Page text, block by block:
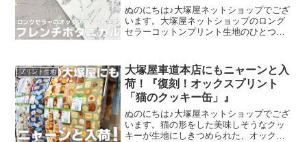
が登場！
ぬのにちは♪大塚屋ネットショップでござ
います。大塚屋ネットショップのロング
セラーコットンプリント生地のひとつ
た「ペールピンク」の再販が、この度決
定いたしました。2026
プリント生地
大塚屋車道本店にもニャーンと入
荷！『復刻！オックスプリント
「猫のクッキー缶」』
ぬのにちは♪大塚屋ネットショップでござ
います。猫の形をした美味しそうなクッ
キーが生地にしきつめられた、オックス